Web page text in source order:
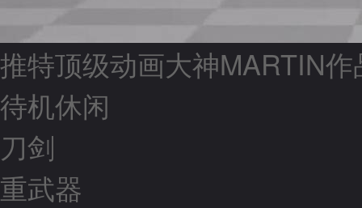
推特顶级动画大神MARTIN作
待机休闲
刀剑
重武器